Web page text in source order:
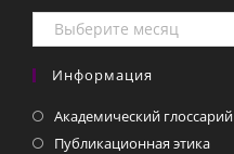
Архивы
СМИ
Информация
Академический глоссарий
Публикационная этика